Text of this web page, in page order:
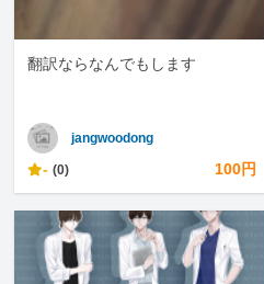
翻訳ならなんでもします
jangwoodong
- (0) 100円